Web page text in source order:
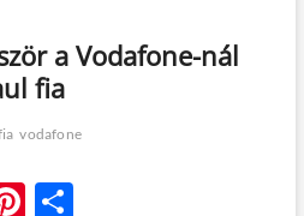
a Vodafone-nál
fia
vodafone
Pi O